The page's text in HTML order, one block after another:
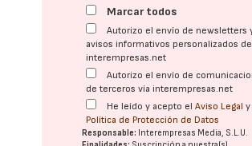
Marcar todos
Autorizo el envío de newsletters
avisos informativos personalizados de
interempresas.net
Autorizo el envío de
de terceros vía interempresas.net
He leído y acepto elAviso Legal y
Política de Protección de Datos
Responsable: Interempresas Media, S.L.U.